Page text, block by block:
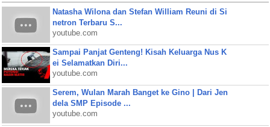
Natasha Wilona dan Stefan William Reuni di Si
netron Terbaru S...
youtube.com
Sampai Panjat Genteng! Kisah Keluarga Nus K
ei Selamatkan Diri...
youtube.com
Serem, Wulan Marah Banget ke Gino | Dari Jen
dela SMP Episode ...
youtube.com